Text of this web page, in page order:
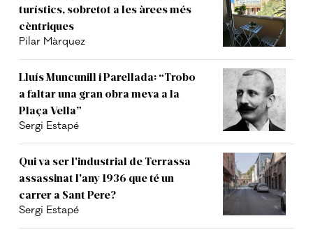
turístics, sobretot a les àrees més
cèntriques
Pilar Màrquez
Lluís Muncunill i Parellada: “Trobo
a faltar una gran obra meva a la
Plaça Vella”
Sergi Estapé
Qui va ser l'industrial de Terrassa
assassinat l'any 1936 que té un
carrer a Sant Pere?
Sergi Estapé